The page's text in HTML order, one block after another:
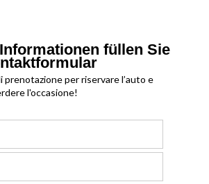
füllen Sie
prenotazione per riservare l’auto e
l'occasione!